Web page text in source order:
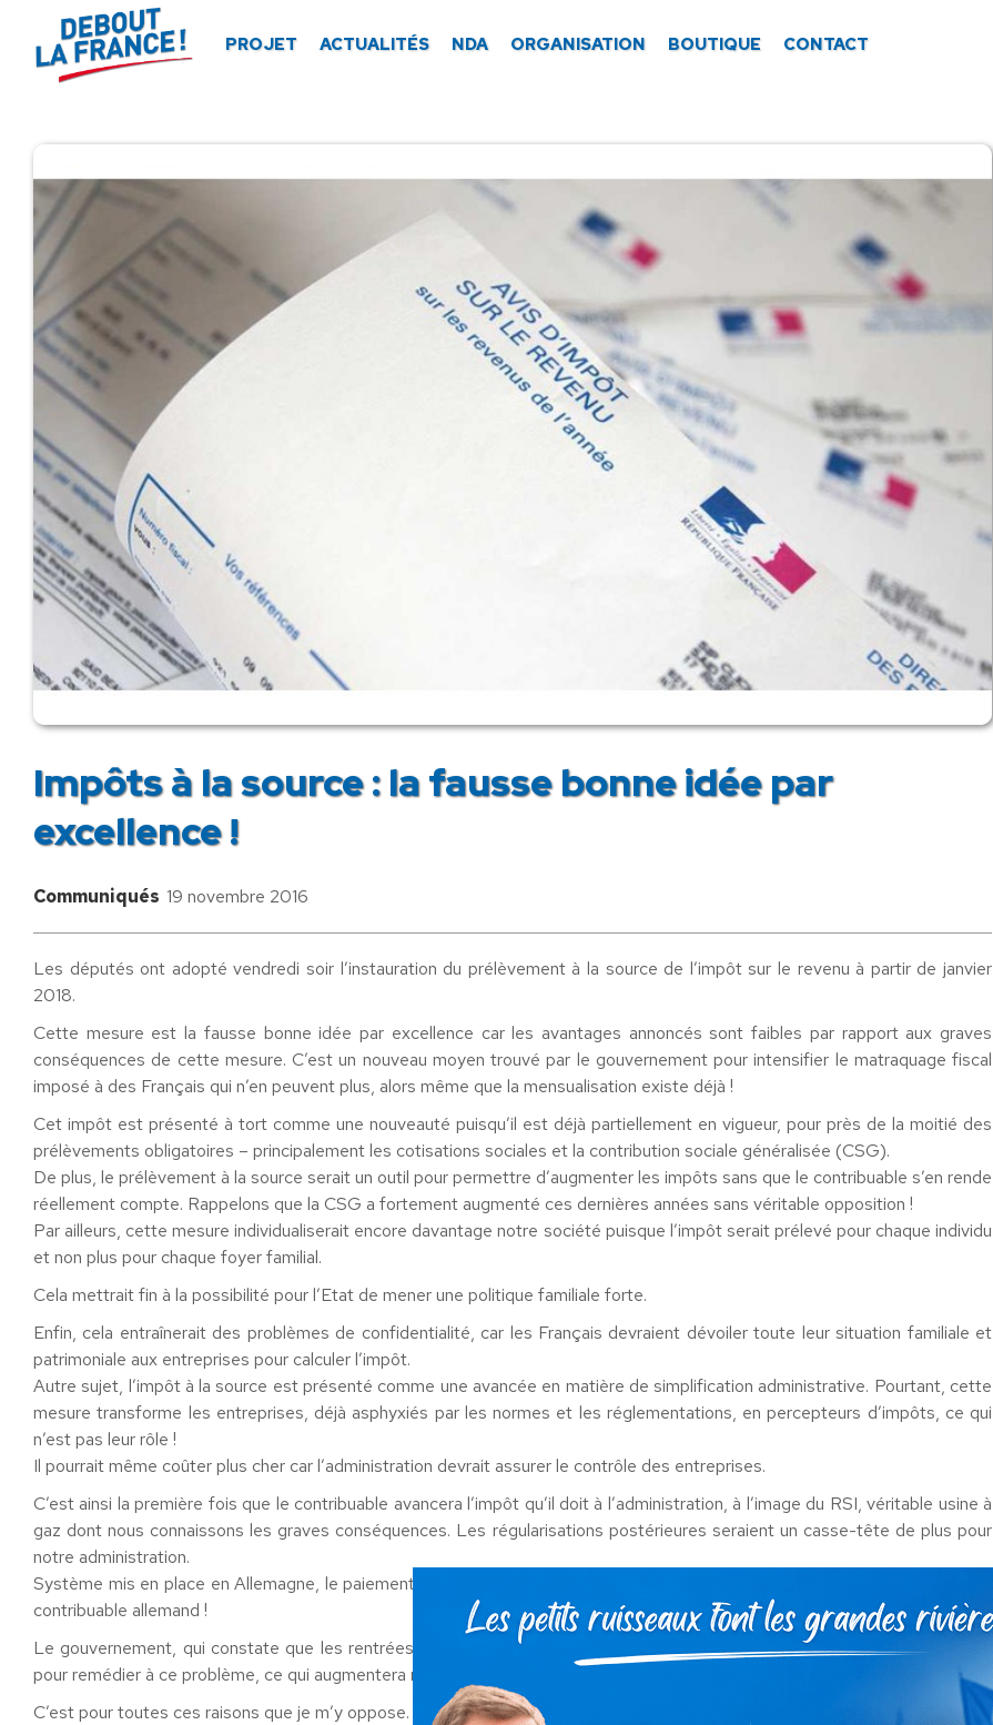
PROJET ACTUALITÉS NDA ORGANISATION BOUTIQUE CONTACT
Impôts à la source : la fausse bonne idée par
excellence !
Communiqués 19 novembre 2016
Les députés ont adopté vendredi soir l’instauration du prélèvement à la source de l’impôt sur le revenu à partir de janvier
2018.
Cette mesure est la fausse bonne idée par excellence car les avantages annoncés sont faibles par rapport aux graves
conséquences de cette mesure. C’est un nouveau moyen trouvé par le gouvernement pour intensifier le matraquage fiscal
imposé à des Français qui n’en peuvent plus, alors même que la mensualisation existe déjà !
Cet impôt est présenté à tort comme une nouveauté puisqu’il est déjà partiellement en vigueur, pour près de la moitié des
prélèvements obligatoires – principalement les cotisations sociales et la contribution sociale généralisée (CSG).
De plus, le prélèvement à la source serait un outil pour permettre d’augmenter les impôts sans que le contribuable s’en rende
réellement compte. Rappelons que la CSG a fortement augmenté ces dernières années sans véritable opposition !
Par ailleurs, cette mesure individualiserait encore davantage notre société puisque l’impôt serait prélevé pour chaque individu
et non plus pour chaque foyer familial.
Cela mettrait fin à la possibilité pour l’Etat de mener une politique familiale forte.
Enfin, cela entraînerait des problèmes de confidentialité, car les Français devraient dévoiler toute leur situation familiale et
patrimoniale aux entreprises pour calculer l’impôt.
Autre sujet, l’impôt à la source est présenté comme une avancée en matière de simplification administrative. Pourtant, cette
mesure transforme les entreprises, déjà asphyxiés par les normes et les réglementations, en percepteurs d’impôts, ce qui
n’est pas leur rôle !
Il pourrait même coûter plus cher car l’administration devrait assurer le contrôle des entreprises.
C’est ainsi la première fois que le contribuable avancera l’impôt qu’il doit à l’administration, à l’image du RSI, véritable usine à
gaz dont nous connaissons les graves conséquences. Les régularisations postérieures seraient un casse-tête de plus pour
notre administration.
Système mis en place en Allemagne, le paiement des impôts en Allemagne est un véritable parcours du combattant pour le
contribuable allemand !
Le gouvernement, qui constate que les rentrées d’impôts sont de moins en moins assurées, essaye de trouver un moyen
pour remédier à ce problème, ce qui augmentera mécaniquement la pression fiscale globale.
C’est pour toutes ces raisons que je m’y oppose.
Panneau de gestion des cookies